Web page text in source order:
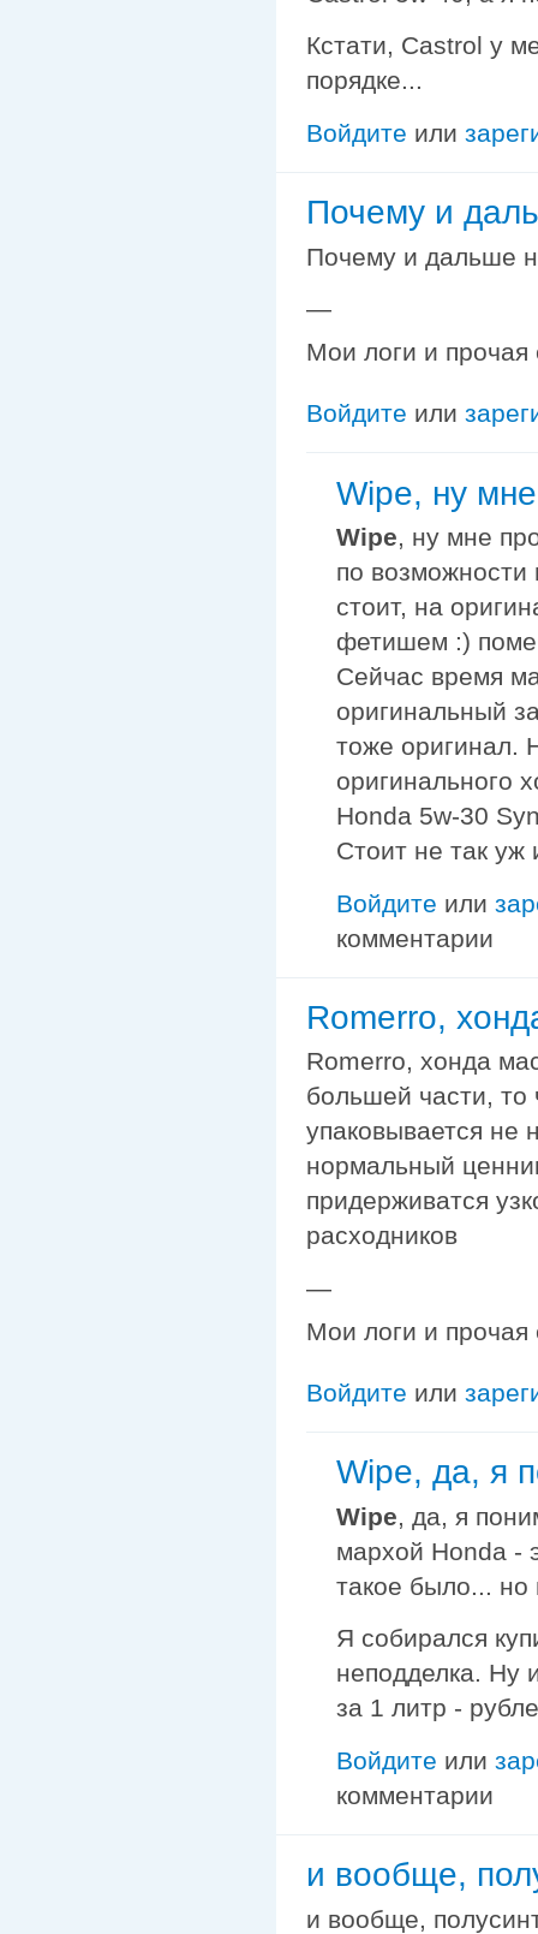
Кстати, Castrol у
порядке...
Войдите или
Почему и
Почему и дальше
—
Мои логи и
Войдите или
Wipe, ну
Wipe, ну мне
по возможности
стоит, на
фетишем :)
Сейчас время
оригинальный
тоже оригинал.
оригинального
Honda 5w-30
Стоит не так уж
Войдите или
комментарии
Romerro,
Romerro, хонда
большей части, то
упаковывается не
нормальный
придерживатся
расходников
—
Мои логи и
Войдите или
Wipe, да, я
Wipe, да, я
мархой Honda -
такое было... но
Я собирался
неподделка. Ну
за 1 литр -
Войдите или
комментарии
и вообще,
и вообще,